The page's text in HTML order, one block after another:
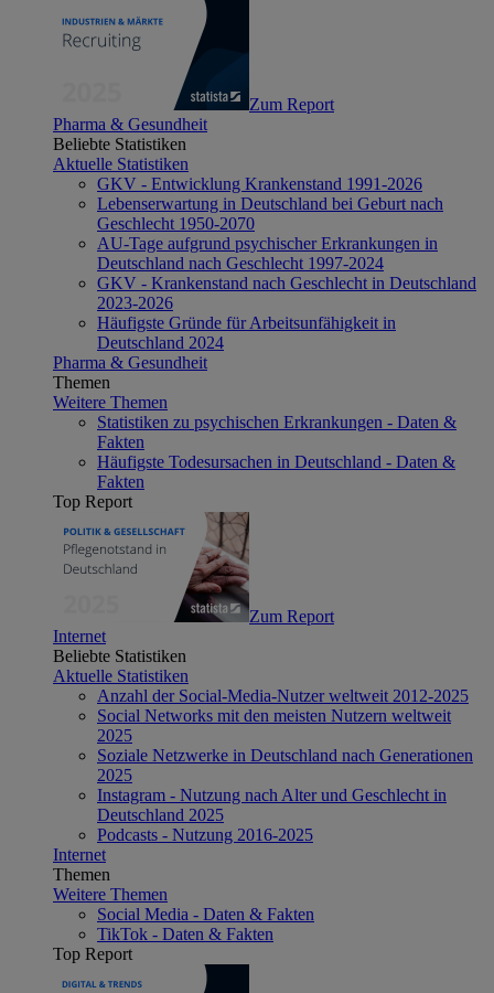
Zum Report
Pharma & Gesundheit
Beliebte Statistiken
Aktuelle Statistiken
GKV - Entwicklung Krankenstand 1991-2026
Lebenserwartung in Deutschland bei Geburt nach
Geschlecht 1950-2070
AU-Tage aufgrund psychischer Erkrankungen in
Deutschland nach Geschlecht 1997-2024
GKV - Krankenstand nach Geschlecht in Deutschland
2023-2026
Häufigste Gründe für Arbeitsunfähigkeit in
Deutschland 2024
Pharma & Gesundheit
Themen
Weitere Themen
Statistiken zu psychischen Erkrankungen - Daten &
Fakten
Häufigste Todesursachen in Deutschland - Daten &
Fakten
Top Report
Zum Report
Internet
Beliebte Statistiken
Aktuelle Statistiken
Anzahl der Social-Media-Nutzer weltweit 2012-2025
Social Networks mit den meisten Nutzern weltweit
2025
Soziale Netzwerke in Deutschland nach Generationen
2025
Instagram - Nutzung nach Alter und Geschlecht in
Deutschland 2025
Podcasts - Nutzung 2016-2025
Internet
Themen
Weitere Themen
Social Media - Daten & Fakten
TikTok - Daten & Fakten
Top Report